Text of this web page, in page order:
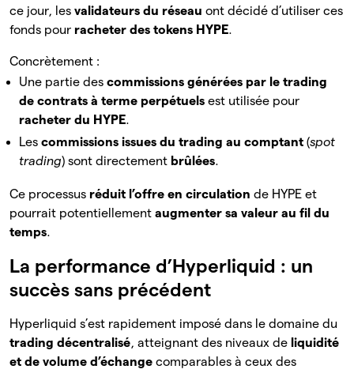
ce jour, les validateurs du réseau ont décidé d’utiliser ces
fonds pour racheter des tokens HYPE.
Concrètement :
Une partie des commissions générées par le trading
de contrats à terme perpétuels est utilisée pour
racheter du HYPE.
Les commissions issues du trading au comptant (spot
trading) sont directement brûlées.
Ce processus réduit l’offre en circulation de HYPE et
pourrait potentiellement augmenter sa valeur au fil du
temps.
La performance d’Hyperliquid : un
succès sans précédent
Hyperliquid s’est rapidement imposé dans le domaine du
trading décentralisé, atteignant des niveaux de liquidité
et de volume d’échange comparables à ceux des